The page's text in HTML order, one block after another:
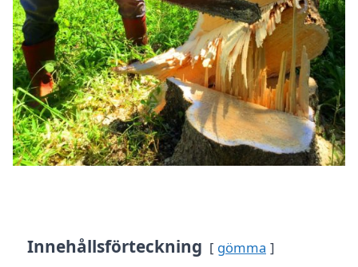
Innehållsförteckning gömma